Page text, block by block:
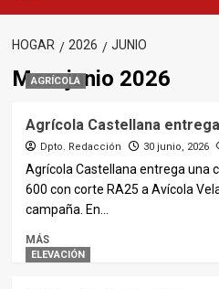
HOGAR 2026 JUNIO
Mes:junio 2026
AGRÍCOLA
Agrícola Castellana
Dpto. Redacción 30 junio, 2026
Agrícola Castellana entrega una
600 con corte RA25 a Avícola
campaña. En...
MÁS
ELEVACIÓN